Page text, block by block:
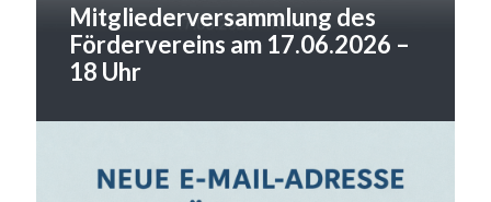
Mitgliederversammlung des
Fördervereins am 17.06.2026 –
18 Uhr